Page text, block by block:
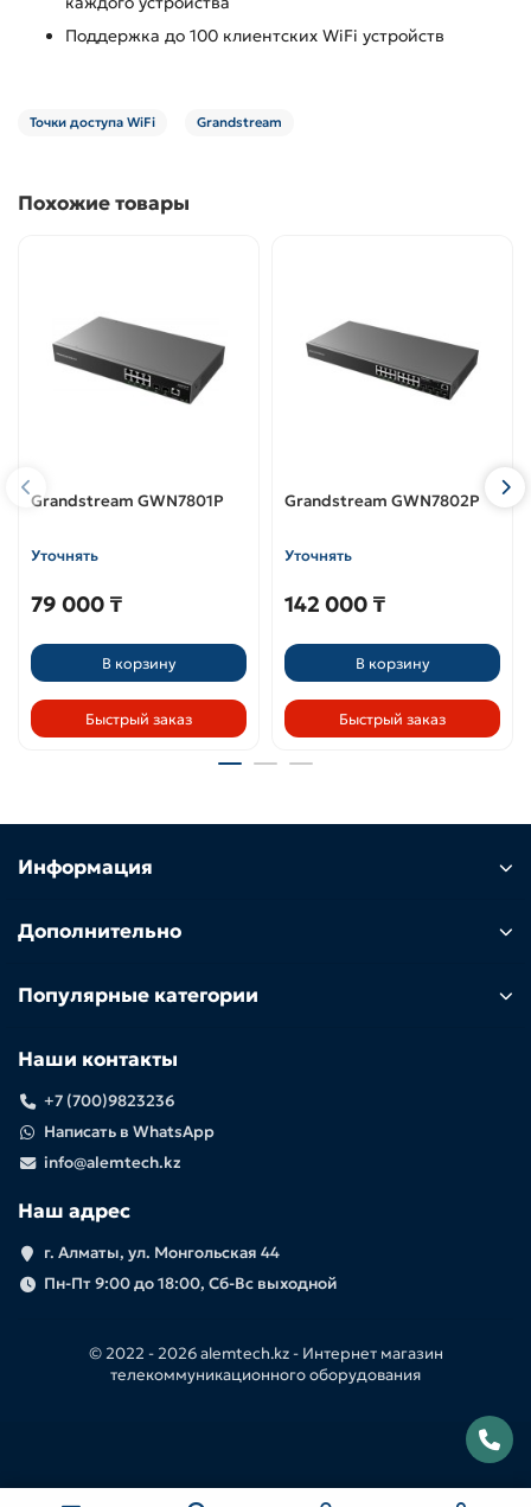
Поддержка до 100 клиентских WiFi устройств
Точки доступа WiFi Grandstream
Похожие товары
Grandstream GWN7801P
Уточнять
79 000 ₸
В корзину
Быстрый заказ
Grandstream GWN7802P
Уточнять
142 000 ₸
В корзину
Быстрый заказ
Информация
Дополнительно
Популярные категории
Наши контакты
+7 (700)9823236
Написать в WhatsApp
info@alemtech.kz
Наш адрес
г. Алматы, ул. Монгольская 44
Пн-Пт 9:00 до 18:00, Сб-Вс выходной
© 2022 -2026 alemtech.kz - Интернет магазин
телекоммуникационного оборудования